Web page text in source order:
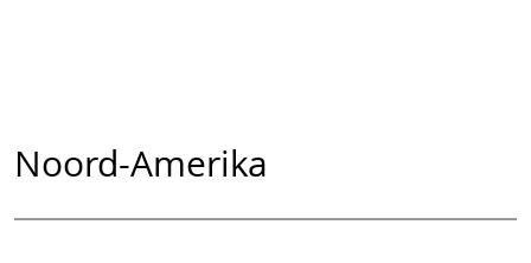
Noord-Amerika